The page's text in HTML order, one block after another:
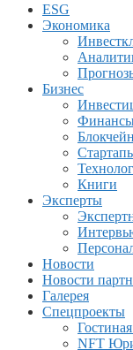
ESG
Экономика
Бизнес
Блокчейн
Книги
Эксперты
Новости
Новости
Галерея
Спецпроекты
NFT